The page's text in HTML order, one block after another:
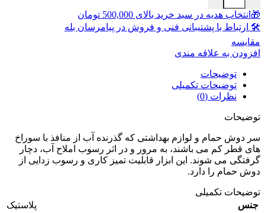
🎁انتخاب هدیه در سبد خرید بالای 500,000 تومان
🛠 ارتباط با پشتیبانی فنی و فروش در پیامرسان بله
مقايسه
افزودن به علاقه مندی
توضیحات
توضیحات تکمیلی
نظرات (0)
توضیحات
سر دوش حمام و لوازم بهداشتی که گذرنده آب از منافذ با سوراخ
های قطر کم می باشند، به مرور و در اثر رسوب املاح آب، دچار
گرفتگی می شوند. این ابزار قابلیت تمیز کاری و رسوب زدایی از
دوش حمام را دارد.
توضیحات تکمیلی
جنس
پلاستیک